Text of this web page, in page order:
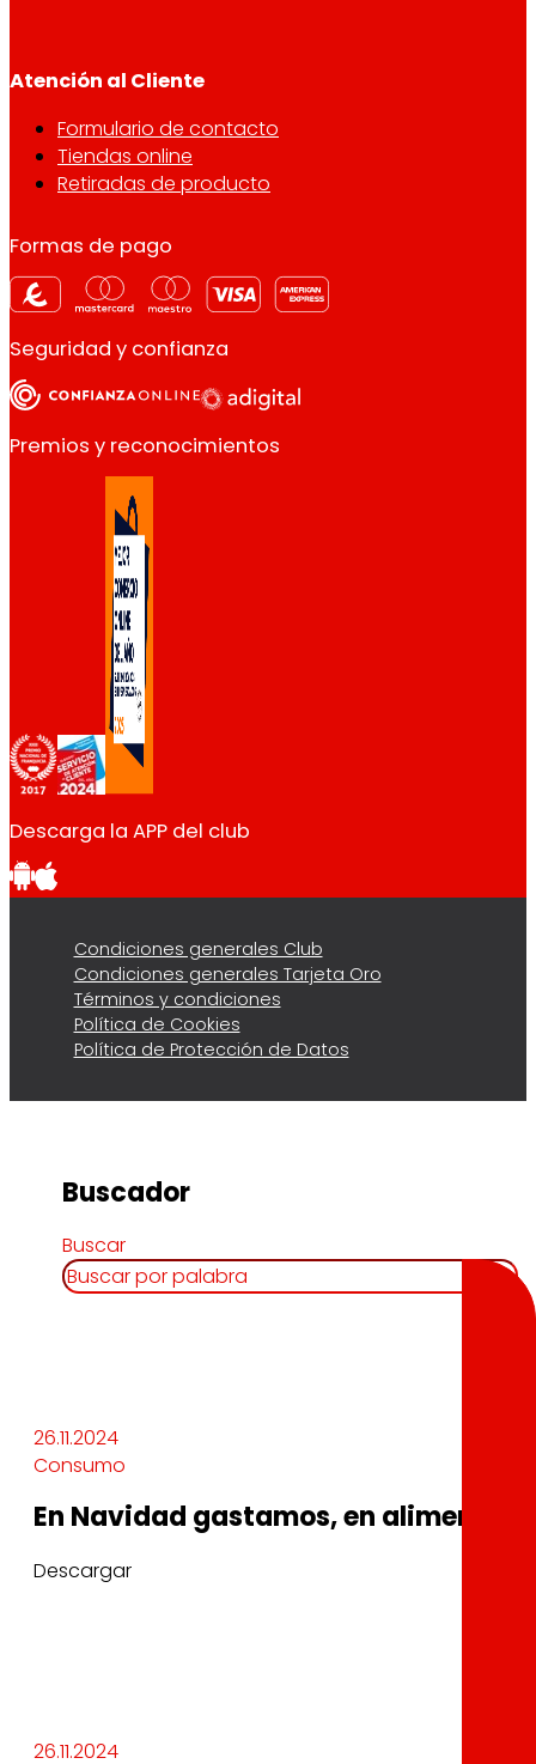
Atención al Cliente
Formulario de contacto
Tiendas online
Retiradas de producto
Formas de pago
Seguridad y confianza
Premios y reconocimientos
Descarga la APP del club
Condiciones generales Club
Condiciones generales Tarjeta Oro
Términos y condiciones
Política de Cookies
Política de Protección de Datos
Buscador
Buscar
26.11.2024
Consumo
En Navidad gastamos, en
Descargar
26.11.2024